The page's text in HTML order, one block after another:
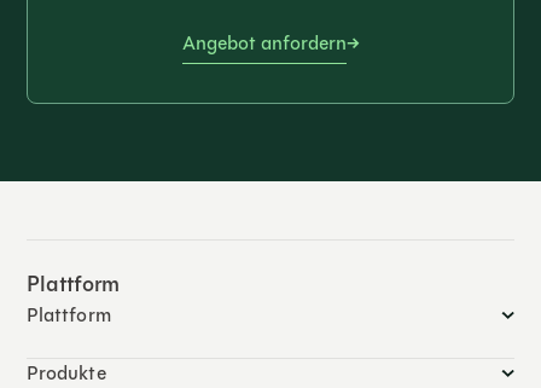
Angebot anfordern
Plattform
Plattform
Produkte